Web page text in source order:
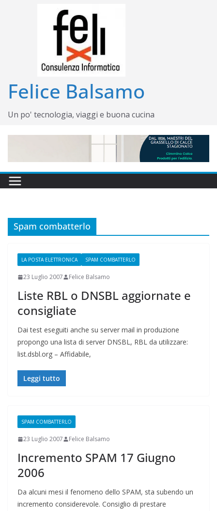
Felice Balsamo
Un po' tecnologia, viaggi e buona cucina
Spam combatterlo
LA POSTA ELETTRONICA SPAM COMBATTERLO
23 Luglio 2007 Felice Balsamo
Liste RBL o DNSBL aggiornate e
consigliate
Dai test eseguiti anche su server mail in produzione
propongo una lista di server DNSBL, RBL da utilizzare:
list.dsbl.org – Affidabile,
Leggi tutto
SPAM COMBATTERLO
23 Luglio 2007 Felice Balsamo
Incremento SPAM 17 Giugno
2006
Da alcuni mesi il fenomeno dello SPAM, sta subendo un
incremento considerevole. Consiglio di prestare